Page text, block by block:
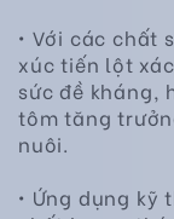
• Với các chất
xúc tiến lột
sức đề kháng,
tôm tăng
nuôi.
• Ứng dụng